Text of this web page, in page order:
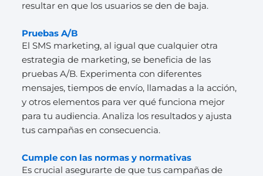
resultar en que los usuarios se den de baja.
Pruebas A/B
El SMS marketing, al igual que cualquier otra
estrategia de marketing, se beneficia de las
pruebas A/B. Experimenta con diferentes
mensajes, tiempos de envío, llamadas a la acción,
y otros elementos para ver qué funciona mejor
para tu audiencia. Analiza los resultados y ajusta
tus campañas en consecuencia.
Cumple con las normas y normativas
Es crucial asegurarte de que tus campañas de